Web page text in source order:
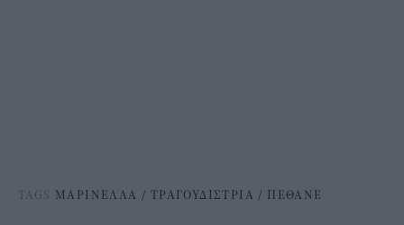
TAGS ΜΑΡΙΝΕΛΛΑ / ΤΡΑΓΟΥΔΙΣΤΡΙΑ / ΠΕΘΑΝΕ